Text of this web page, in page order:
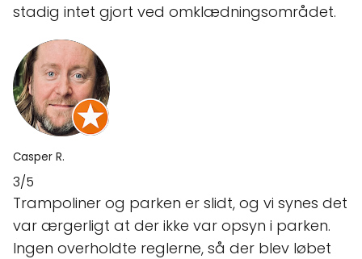
stadig intet gjort ved omklædningsområdet.
Casper R.
3/5
Trampoliner og parken er slidt, og vi synes det
var ærgerligt at der ikke var opsyn i parken.
Ingen overholdte reglerne, så der blev løbet